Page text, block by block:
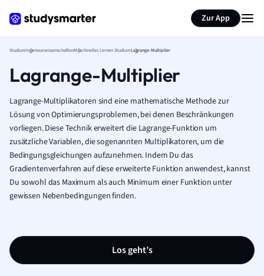
Zur App
StudiumIngenieurwissenschaftenMaschinelles Lernen StudiumLagrange-Multiplier
Lagrange-Multiplier
Lagrange-Multiplikatoren sind eine mathematische Methode zur
Lösung von Optimierungsproblemen, bei denen Beschränkungen
vorliegen. Diese Technik erweitert die Lagrange-Funktion um
zusätzliche Variablen, die sogenannten Multiplikatoren, um die
Bedingungsgleichungen aufzunehmen. Indem Du das
Gradientenverfahren auf diese erweiterte Funktion anwendest, kannst
Du sowohl das Maximum als auch Minimum einer Funktion unter
gewissen Nebenbedingungen finden.
Los geht’s